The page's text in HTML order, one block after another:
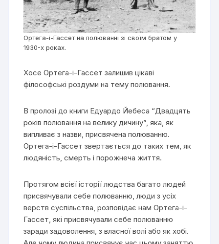
Ортега-і-Гассет на полюванні зі своїм братом у
1930-х роках.
Хосе Ортега-і-Гассет залишив цікаві
філософські роздуми на тему полювання.
В пролозі до книги Едуардо Йебеса “Двадцять
років полювання на велику дичину”, яка, як
випливає з назви, присвячена полюванню.
Ортега-і-Гассет звертається до таких тем, як
людяність, смерть і порожнеча життя.
Протягом всієї історії людства багато людей
присвячували себе полюванню, люди з усіх
верств суспільства, розповідає нам Ортега-і-
Гассет, які присвячували себе полюванню
заради задоволення, з власної волі або як хобі.